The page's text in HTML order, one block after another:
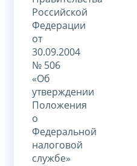
Российской
Федерации
от
30.09.2004
№ 506
«Об
утверждении
Положения
о
Федеральной
налоговой
службе»